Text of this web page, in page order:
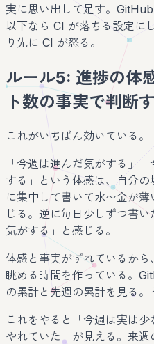
実に思い出して足す。
以下なら CI が落ちる設定に
り先に CI が怒る。
ルール5: 進捗の体
ト数の事実で判断
これがいちばん効いている。
「今週は進んだ気がする」
する」という体感は、自分
に集中して書いて水〜金が
じる。逆に毎日少しずつ書
気がする」と感じる。
体感と事実がずれているか
眺める時間を作っている。
の累計と先週の累計を見る。
これをやると「今週は実は
やれていた」が見える。来